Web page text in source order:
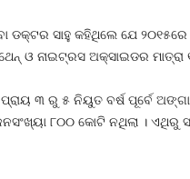
ଡକ୍ଟର ସାହୁ କହିଥିଲେ ଯେ
ଓ ନାଇଟ୍ରସ ଅକ୍ସାଇଡର
୩ ରୁ ୫ ନିୟୁତ ବର୍ଷ ପୂର୍ବେ
୮୦୦ କୋଟି ନଥିଲା ।